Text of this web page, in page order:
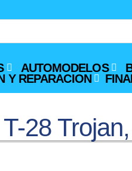
AUTOMODELOS
Y REPARACION
28